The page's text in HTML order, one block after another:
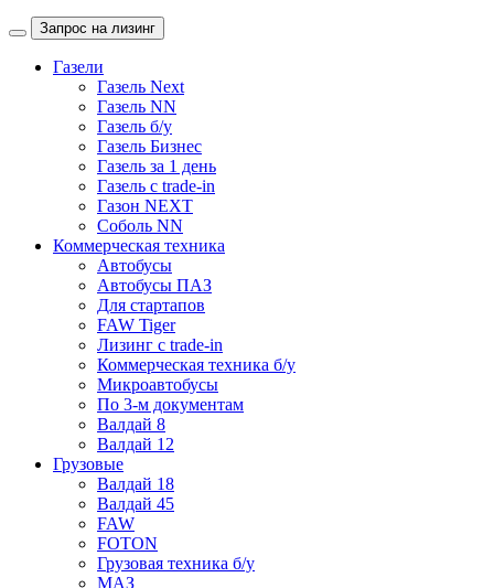
Запрос на лизинг
Газели
Газель Next
Газель NN
Газель б/у
Газель Бизнес
Газель за 1 день
Газель с trade-in
Газон NEXT
Соболь NN
Коммерческая техника
Автобусы
Автобусы ПАЗ
Для стартапов
FAW Tiger
Лизинг с trade-in
Коммерческая техника б/у
Микроавтобусы
По 3-м документам
Валдай 8
Валдай 12
Грузовые
Валдай 18
Валдай 45
FAW
FOTON
Грузовая техника б/у
МАЗ